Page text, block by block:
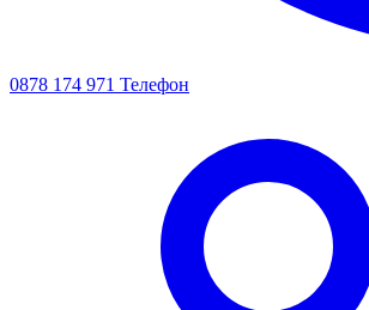
0878 174 971 Телефон